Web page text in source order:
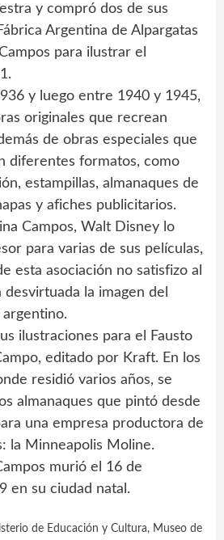
y compró dos de sus
Argentina de Alpargatas
para ilustrar el
y luego entre 1940 y 1945,
originales que recrean
de obras especiales que
diferentes formatos, como
estampillas, almanaques de
y afiches publicitarios.
Campos, Walt Disney lo
para varias de sus películas,
esta asociación no satisfizo al
la imagen del
ilustraciones para el Fausto
editado por Kraft. En los
residió varios años, se
almanaques que pintó desde
una empresa productora de
la Minneapolis Moline.
murió el 16 de
en su ciudad natal.
de Educación y Cultura, Museo de